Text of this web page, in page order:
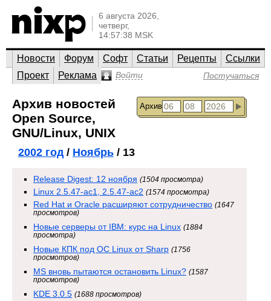
6 августа 2026,
четверг,
14:57:38 MSK
Новости Форум Софт Статьи Рецепты
Ссылки
Проект
Реклама Войти Постучаться
Архив
Архив новостей
Open Source,
GNU/Linux, UNIX
2002 год/ Ноябрь / 13
Release Digest: 12 ноября (1504 просмотра)
Linux 2.5.47-ac1, 2.5.47-ac2 (1574 просмотра)
Red Hat и Oracle расширяют сотрудничество (1647
просмотров)
Новые серверы от IBM: курс на Linux (1884
просмотра)
Новые КПК под ОС Linux от Sharp (1756
просмотров)
MS вновь пытаются остановить Linux? (1587
просмотров)
KDE 3.0.5 (1688 просмотров)